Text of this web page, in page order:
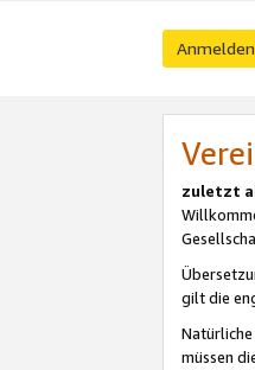
Anmelden
zuletzt
gilt die
müssen